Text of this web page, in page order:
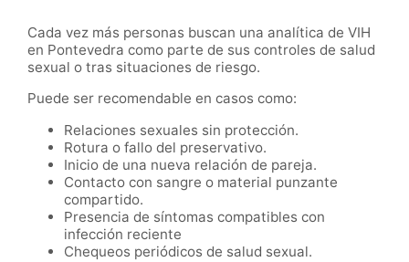
Cada vez más personas buscan una analítica de VIH
en Pontevedra como parte de sus controles de salud
sexual o tras situaciones de riesgo.
Puede ser recomendable en casos como:
Relaciones sexuales sin protección.
Rotura o fallo del preservativo.
Inicio de una nueva relación de pareja.
Contacto con sangre o material punzante
compartido.
Presencia de síntomas compatibles con
infección reciente
Chequeos periódicos de salud sexual.